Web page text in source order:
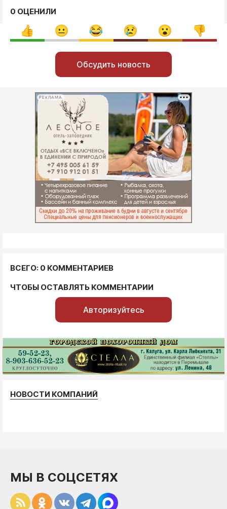
0 ОЦЕНИЛИ
Обсудить новость
РЕКЛАМА
ВСЕГО: 0 КОММЕНТАРИЕВ
ЧТОБЫ ОСТАВЛЯТЬ КОММЕНТАРИИ
Авторизуйтесь
НОВОСТИ КОМПАНИЙ
МЫ В СОЦСЕТЯХ